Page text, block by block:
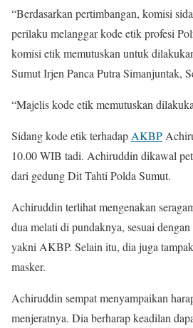
“Berdasarkan pertimbangan, komisi
perilaku melanggar kode etik profesi
komisi etik memutuskan untuk
Sumut Irjen Panca Putra Simanjuntak,
“Majelis kode etik memutuskan
Sidang kode etik terhadap AKBP
10.00 WIB tadi. Achiruddin dikawal
dari gedung Dit Tahti Polda Sumut.
Achiruddin terlihat mengenakan
dua melati di pundaknya, sesuai
yakni AKBP. Selain itu, dia juga
masker.
Achiruddin sempat menyampaikan
menjeratnya. Dia berharap keadilan